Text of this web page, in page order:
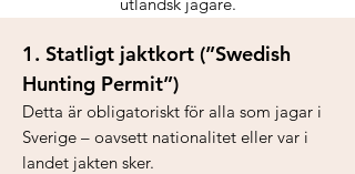
1. Statligt jaktkort (”Swedish
Hunting Permit”)
Detta är obligatoriskt för alla som jagar i
Sverige – oavsett nationalitet eller var i
landet jakten sker.